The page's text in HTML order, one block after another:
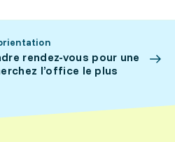
rendez-vous pour une
l’office le plus